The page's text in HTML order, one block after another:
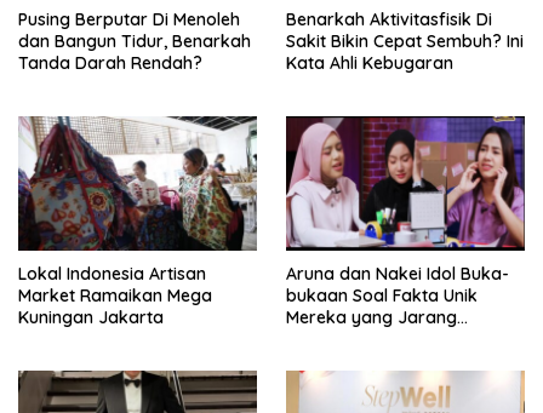
Pusing Berputar Di Menoleh
dan Bangun Tidur, Benarkah
Tanda Darah Rendah?
Benarkah Aktivitasfisik Di
Sakit Bikin Cepat Sembuh? Ini
Kata Ahli Kebugaran
Lokal Indonesia Artisan
Market Ramaikan Mega
Kuningan Jakarta
Aruna dan Nakei Idol Buka-
bukaan Soal Fakta Unik
Mereka yang Jarang